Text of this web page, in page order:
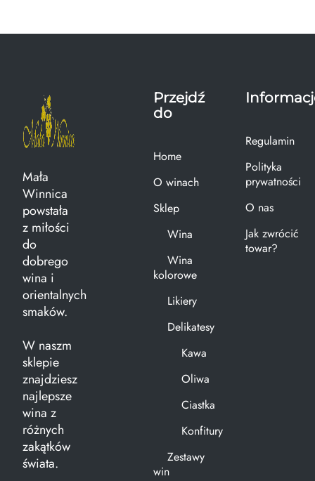
Mała
Winnica
powstała
z miłości
do
dobrego
wina i
orientalnych
smaków.
W naszm
sklepie
znajdziesz
najlepsze
wina z
różnych
zakątków
świata.
Przejdź
do
Home
O winach
Sklep
Wina
Wina
kolorowe
Likiery
Delikatesy
Kawa
Oliwa
Ciastka
Konfitury
Zestawy
win
Regulamin
Polityka
prywatności
O nas
Jak zwrócić
towar?